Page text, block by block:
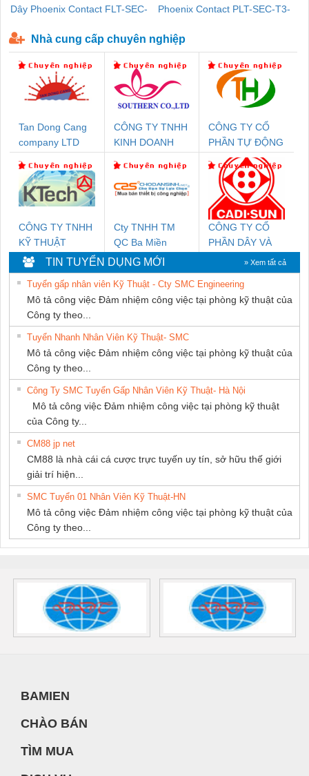
Dây Phoenix Contact FLT-SEC-
Phoenix Contact PLT-SEC-T3-
Nhà cung cấp chuyên nghiệp
Tan Dong Cang
company LTD
CÔNG TY TNHH
KINH DOANH
PHƯƠNG NAM
CÔNG TY CỔ
PHẦN TỰ ĐỘNG
TIẾN HƯNG
CÔNG TY TNHH
KỸ THUẬT
KTECH VIỆT
NAM
Cty TNHH TM
QC Ba Miền
CÔNG TY CỔ
PHẦN DÂY VÀ
CÁP ĐIỆN
THƯỢNG ĐÌNH
TIN TUYỂN DỤNG MỚI » Xem tất cả
Tuyển gấp nhân viên Kỹ Thuật - Cty SMC Engineering
Mô tả công việc Đảm nhiệm công việc tại phòng kỹ thuật của
Công ty theo...
Tuyển Nhanh Nhân Viên Kỹ Thuật- SMC
Mô tả công việc Đảm nhiệm công việc tại phòng kỹ thuật của
Công ty theo...
Công Ty SMC Tuyển Gấp Nhân Viên Kỹ Thuật- Hà Nội
Mô tả công việc Đảm nhiệm công việc tại phòng kỹ thuật
của Công ty...
CM88 jp net
CM88 là nhà cái cá cược trực tuyến uy tín, sở hữu thế giới
giải trí hiện...
SMC Tuyển 01 Nhân Viên Kỹ Thuật-HN
Mô tả công việc Đảm nhiệm công việc tại phòng kỹ thuật của
Công ty theo...
BAMIEN
CHÀO BÁN
TÌM MUA